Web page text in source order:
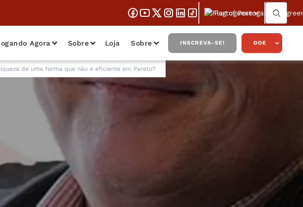
Portuguese
Agora Sobre Loja Sobre INSCREVA-SE! DOE
de uma forma que não é eficiente em Pareto?